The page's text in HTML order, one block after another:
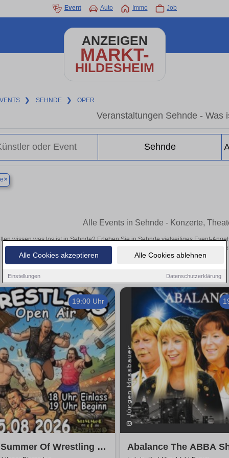
Alle Cookies akzeptieren Alle Cookies ablehnen
Einstellungen Datenschutzerklärung
Event Auto Immo Job
ANZEIGEN
MARKT-
HILDESHEIM
❯ SEHNDE ❯ OPER
Veranstaltungen Sehnde - Was
×
Alle Events in Sehnde - Konzerte,
wissen was los ist in Sehnde? Erleben Sie in Sehnde vielseitiges Event-
oder aufregende Veranstaltungen in Sehnde – hier
19:00 Uhr
Of Wrestling -
Abalance The ABBA